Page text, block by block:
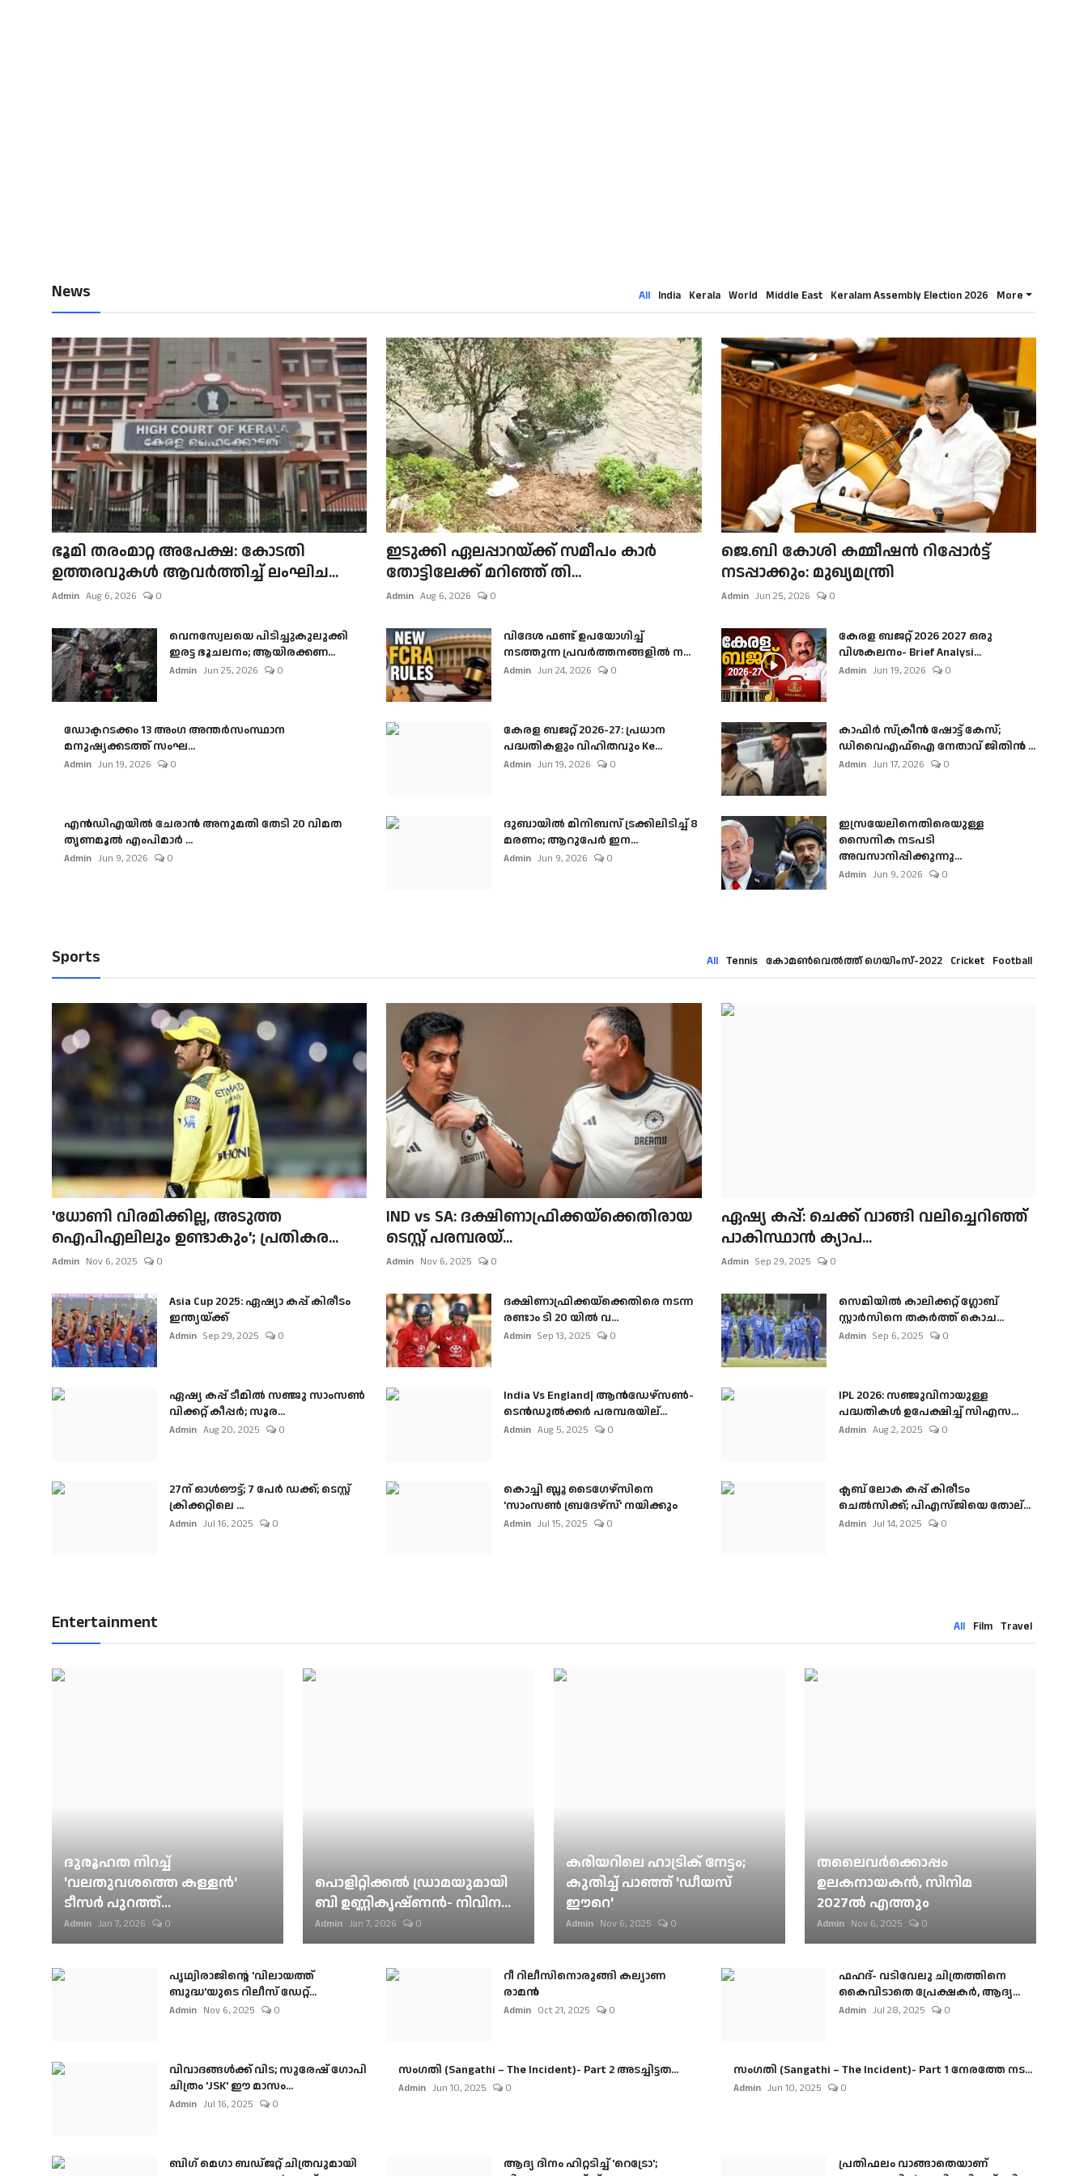
News All India Kerala World Middle East Keralam Assembly Election 2026 More
ഭൂമി തരംമാറ്റ അപേക്ഷ: കോടതി
ഉത്തരവുകൾ ആവർത്തിച്ച് ലംഘിച...
Admin Aug 6, 2026 0
ഇടുക്കി ഏലപ്പാറയ്ക്ക് സമീപം കാർ
തോട്ടിലേക്ക് മറിഞ്ഞ് തി...
Admin Aug 6, 2026 0
ജെ.ബി കോശി കമ്മീഷൻ റിപ്പോർട്ട്
നടപ്പാക്കും: മുഖ്യമന്ത്രി
Admin Jun 25, 2026 0
വെനസ്വേലയെ പിടിച്ചുകുലുക്കി
ഇരട്ട ഭൂചലനം; ആയിരക്കണ...
Admin Jun 25, 2026 0
വിദേശ ഫണ്ട് ഉപയോഗിച്ച്
നടത്തുന്ന പ്രവർത്തനങ്ങളിൽ ന...
Admin Jun 24, 2026 0
കേരള ബജറ്റ് 2026 2027 ഒരു
വിശകലനം- Brief Analysi...
Admin Jun 19, 2026 0
ഡോക്ടറടക്കം 13 അംഗ അന്തർസംസ്ഥാന
മനുഷ്യക്കടത്ത് സംഘ...
Admin Jun 19, 2026 0
കേരള ബജറ്റ് 2026-27: പ്രധാന
പദ്ധതികളും വിഹിതവും Ke...
Admin Jun 19, 2026 0
കാഫിർ സ്‌ക്രീൻ ഷോട്ട് കേസ്;
ഡിവൈഎഫ്ഐ നേതാവ് ജിതിൻ ...
Admin Jun 17, 2026 0
എൻഡിഎയിൽ ചേരാൻ അനുമതി തേടി 20 വിമത
തൃണമൂൽ എംപിമാർ ...
Admin Jun 9, 2026 0
ദുബായിൽ മിനിബസ്​ ട്രക്കിലിടിച്ച് 8
മരണം; ആറുപേർ ഇന...
Admin Jun 9, 2026 0
ഇസ്രയേലിനെതിരെയുള്ള
സൈനിക നടപടി
അവസാനിപ്പിക്കുന്നു...
Admin Jun 9, 2026 0
Sports All Tennis കോമൺവെൽത്ത് ഗെയിംസ്-2022 Cricket Football
'ധോണി വിരമിക്കില്ല, അടുത്ത
ഐപിഎലിലും ഉണ്ടാകും'; പ്രതികര...
Admin Nov 6, 2025 0
IND vs SA: ദക്ഷിണാഫ്രിക്കയ്‌ക്കെതിരായ
ടെസ്റ്റ് പരമ്പരയ്...
Admin Nov 6, 2025 0
ഏഷ്യ കപ്പ്: ചെക്ക് വാങ്ങി വലിച്ചെറിഞ്ഞ്
പാകിസ്ഥാൻ ക്യാപ...
Admin Sep 29, 2025 0
Asia Cup 2025: ഏഷ്യാ കപ്പ് കിരീടം
ഇന്ത്യയ്ക്ക്
Admin Sep 29, 2025 0
ദക്ഷിണാഫ്രിക്കയ്‌ക്കെതിരെ നടന്ന
രണ്ടാം ടി 20 യിൽ വ...
Admin Sep 13, 2025 0
സെമിയിൽ കാലിക്കറ്റ് ഗ്ലോബ്
സ്റ്റാർസിനെ തകർത്ത് കൊച...
Admin Sep 6, 2025 0
ഏഷ്യ കപ്പ് ടീമിൽ സഞ്ജു സാംസൺ
വിക്കറ്റ് കീപ്പർ; സൂര...
Admin Aug 20, 2025 0
India Vs England| ആൻഡേഴ്സൺ-
ടെൻഡുല്‍ക്കർ പരമ്പരയില്...
Admin Aug 5, 2025 0
IPL 2026: സഞ്ജുവിനായുള്ള
പദ്ധതികൾ ഉപേക്ഷിച്ച് സിഎസ...
Admin Aug 2, 2025 0
27ന് ഓൾഔട്ട്; 7 പേർ ഡക്ക്; ടെസ്റ്റ്
ക്രിക്കറ്റിലെ ...
Admin Jul 16, 2025 0
കൊച്ചി ബ്ലൂ ടൈഗേഴ്സിനെ
'സാംസൺ ബ്രദേഴ്സ്' നയിക്കും
Admin Jul 15, 2025 0
ക്ലബ് ലോക കപ്പ് കിരീടം
ചെല്‍സിക്ക്; പിഎസ്ജിയെ തോല്...
Admin Jul 14, 2025 0
Entertainment All Film Travel
ദുരൂഹത നിറച്ച്
'വലതുവശത്തെ കള്ളന്‍'
ടീസര്‍ പുറത്ത്...
Admin Jan 7, 2026 0
പൊളിറ്റിക്കല്‍ ഡ്രാമയുമായി
ബി ഉണ്ണികൃഷ്ണന്‍- നിവിന...
Admin Jan 7, 2026 0
കരിയറിലെ ഹാട്രിക് നേട്ടം;
കുതിച്ച് പാഞ്ഞ് 'ഡീയസ്
ഈറെ'
Admin Nov 6, 2025 0
തലൈവര്‍ക്കൊപ്പം
ഉലകനായകന്‍, സിനിമ
2027ല്‍ എത്തും
Admin Nov 6, 2025 0
പൃഥ്വിരാജിന്റെ 'വിലായത്ത്
ബുദ്ധ'യുടെ റിലീസ് ഡേറ്റ്...
Admin Nov 6, 2025 0
റീ റിലീസിനൊരുങ്ങി കല്യാണ
രാമൻ
Admin Oct 21, 2025 0
ഫഹദ്- വടിവേലു ചിത്രത്തിനെ
കൈവിടാതെ പ്രേക്ഷകർ, ആദ്യ...
Admin Jul 28, 2025 0
വിവാദങ്ങൾക്ക് വിട; സുരേഷ് ഗോപി
ചിത്രം 'JSK' ഈ മാസം...
Admin Jul 16, 2025 0
സംഗതി (Sangathi – The Incident)- Part 2 അടച്ചിട്ടത...
Admin Jun 10, 2025 0
സംഗതി (Sangathi – The Incident)- Part 1 നേരത്തേ നട...
Admin Jun 10, 2025 0
ബി​ഗ് മെഗാ ബഡ്ജറ്റ് ചിത്രവുമായി
ആദ്യ ദിനം ഹിറ്റടിച്ച് 'റെട്രോ';
പ്രതിഫലം വാങ്ങാതെയാണ്